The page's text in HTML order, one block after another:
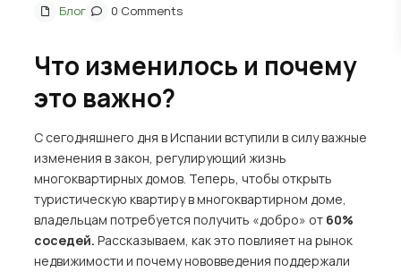
Блог 0 Comments
Что изменилось и почему
это важно?
С сегодняшнего дня в Испании вступили в силу важные
изменения в закон, регулирующий жизнь
многоквартирных домов. Теперь, чтобы открыть
туристическую квартиру в многоквартирном доме,
владельцам потребуется получить «добро» от60%
соседей. Рассказываем, как это повлияет на рынок
недвижимости и почему нововведения поддержали